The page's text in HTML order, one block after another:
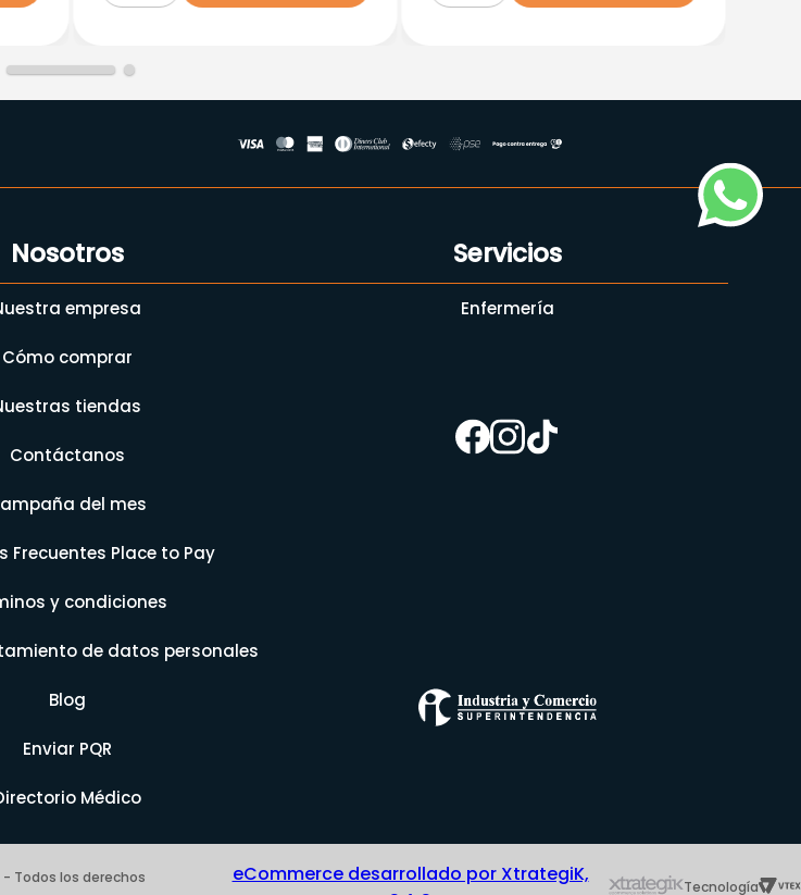
Nosotros
empresa
Cómo comprar
tiendas
Contáctanos
del mes
Frecuentes Place to Pay
y condiciones
de datos personales
Blog
Enviar PQR
Médico
Servicios
Enfermería
- Todos los derechos
eCommerce desarrollado por XtrategiK,
Tecnología